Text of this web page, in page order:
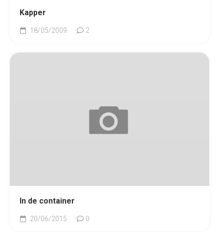
Kapper
18/05/2009 2
In de container
20/06/2015 0